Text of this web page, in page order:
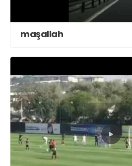
maşallah